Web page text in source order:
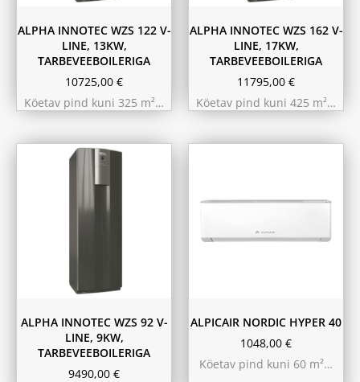
ALPHA INNOTEC WZS 122 V-
LINE, 13KW,
TARBEVEEBOILERIGA
10725,00 €
Köetav pind kuni 325 m²…
ALPHA INNOTEC WZS 162 V-
LINE, 17KW,
TARBEVEEBOILERIGA
11795,00 €
Köetav pind kuni 425 m²…
ALPHA INNOTEC WZS 92 V-
LINE, 9KW,
TARBEVEEBOILERIGA
9490,00 €
ALPICAIR NORDIC HYPER 40
1048,00 €
Köetav pind kuni 60 m²…